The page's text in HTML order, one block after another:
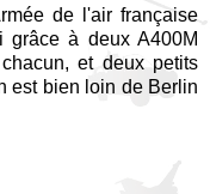
de l'air française
grâce à deux A400M
et deux petits
est bien loin de Berlin